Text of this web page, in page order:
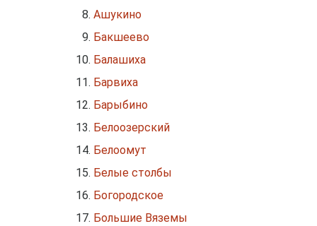
Ашукино
Бакшеево
Балашиха
Барвиха
Барыбино
Белоозерский
Белоомут
Белые столбы
Богородское
Большие Вяземы